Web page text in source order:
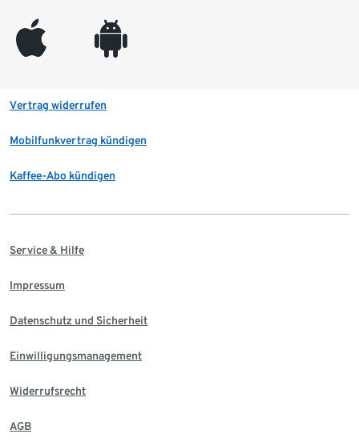
appleinc android
Vertrag widerrufen
Mobilfunkvertrag kündigen
Kaffee-Abo kündigen
Service & Hilfe
Impressum
Datenschutz und Sicherheit
Einwilligungsmanagement
Widerrufsrecht
AGB